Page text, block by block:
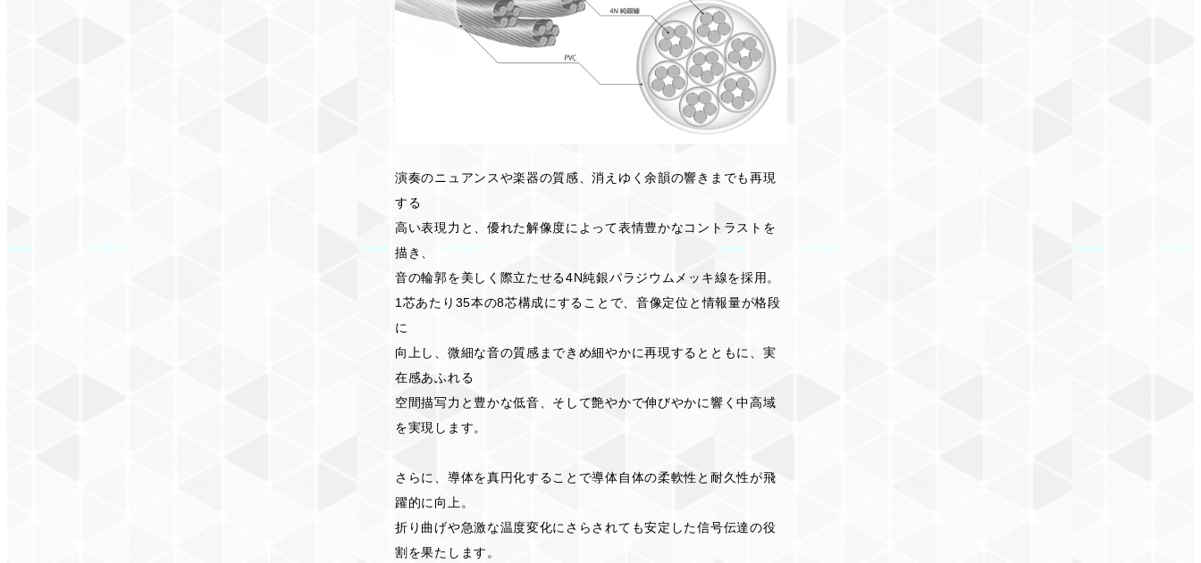
演奏のニュアンスや楽器の質感、消えゆく余韻の響きまでも再現
する
高い表現力と、優れた解像度によって表情豊かなコントラストを
描き、
音の輪郭を美しく際立たせる4N純銀パラジウムメッキ線を採用。
1芯あたり35本の8芯構成にすることで、音像定位と情報量が格段
に
向上し、微細な音の質感まできめ細やかに再現するとともに、実
在感あふれる
空間描写力と豊かな低音、そして艶やかで伸びやかに響く中高域
を実現します。
さらに、導体を真円化することで導体自体の柔軟性と耐久性が飛
躍的に向上。
折り曲げや急激な温度変化にさらされても安定した信号伝達の役
割を果たします。